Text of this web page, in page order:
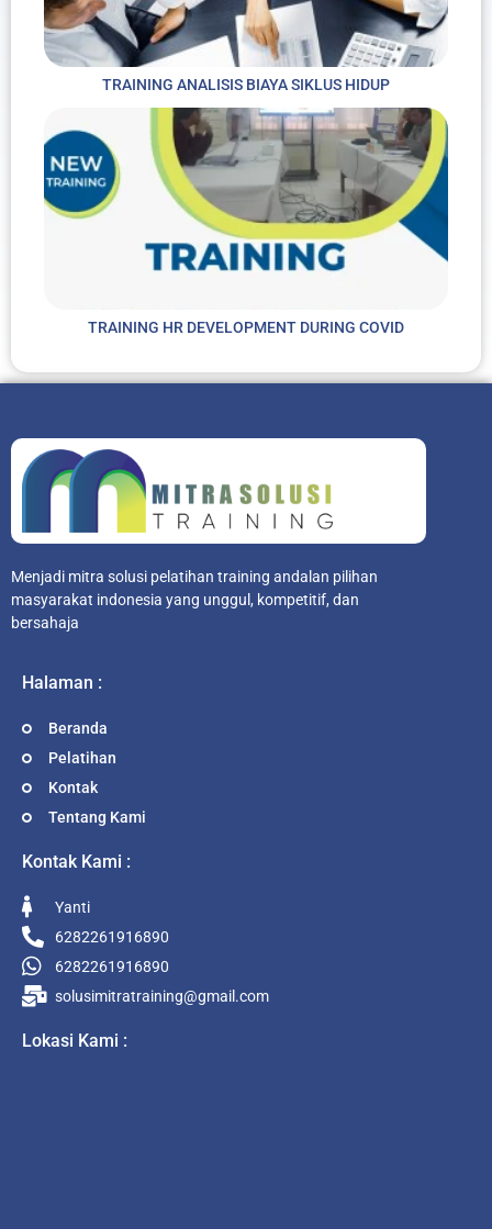
TRAINING ANALISIS BIAYA SIKLUS HIDUP
TRAINING HR DEVELOPMENT DURING COVID
Menjadi mitra solusi pelatihan training andalan pilihan
masyarakat indonesia yang unggul, kompetitif, dan
bersahaja
Halaman :
Beranda
Pelatihan
Kontak
Tentang Kami
Kontak Kami :
Yanti
6282261916890
6282261916890
solusimitratraining@gmail.com
Lokasi Kami :